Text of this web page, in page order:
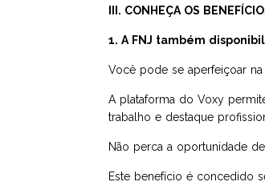
III. CONHEÇA OS
1. A FNJ também
Você pode se aperfeiçoar
A plataforma do Voxy
trabalho e destaque
Não perca a oportunidade
Este benefício é concedido